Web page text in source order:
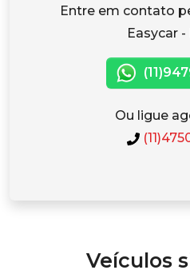
Entre em contato
Easycar
Ou ligue
Veículos